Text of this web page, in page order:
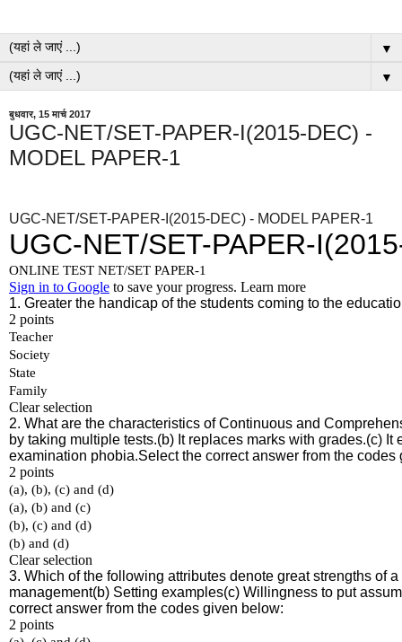
▼
▼
बुधवार, 15 मार्च 2017
UGC-NET/SET-PAPER-I(2015-DEC) -
MODEL PAPER-1
UGC-NET/SET-PAPER-I(2015-DEC) - MODEL PAPER-1